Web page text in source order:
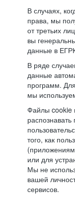
В случаях,
права, мы
от третьих
вы
данные в
В ряде
данные
программ.
мы
Файлы cookie
распознавать
того, как
или для
Мы не
вашей
сервисов.